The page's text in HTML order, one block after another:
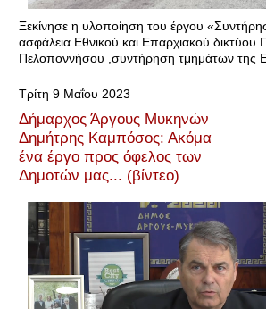
Ξεκίνησε η υλοποίηση του έργου
ασφάλεια Εθνικού και Επαρχιακού δικτύου
Πελοποννήσου ,συντήρηση τμημάτων της
Τρίτη 9 Μαΐου 2023
Δήμαρχος Άργους Μυκηνών
Δημήτρης Καμπόσος: Ακόμα
ένα έργο προς όφελος των
Δημοτών μας... (βίντεο)